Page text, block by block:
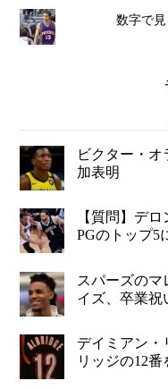
数字で見
ビクター・
加表明
【質問】デ
PGのトップ5
スパーズのマ
イズ、卒業祝
デイミアン・
リッジの12番